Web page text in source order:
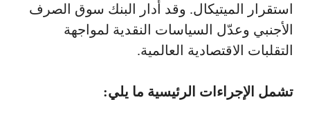
استقرار الميتيكال. وقد أدار البنك سوق الصرف
الأجنبي وعدّل السياسات النقدية لمواجهة
التقلبات الاقتصادية العالمية.
تشمل الإجراءات الرئيسية ما يلي: